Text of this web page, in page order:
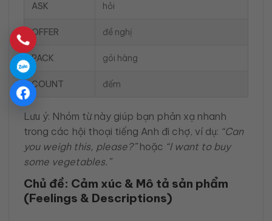
ASK hỏi
OFFER đề nghị
PACK gói hàng
COUNT đếm
Lưu ý: Nhóm từ này giúp bạn phản xạ nhanh
trong các hội thoại tiếng Anh đi chợ, ví dụ: “Can
you weigh this, please?”hoặc “I want to buy
some vegetables.”
Chủ đề: Cảm xúc & Mô tả sản phẩm
(Feelings & Descriptions)